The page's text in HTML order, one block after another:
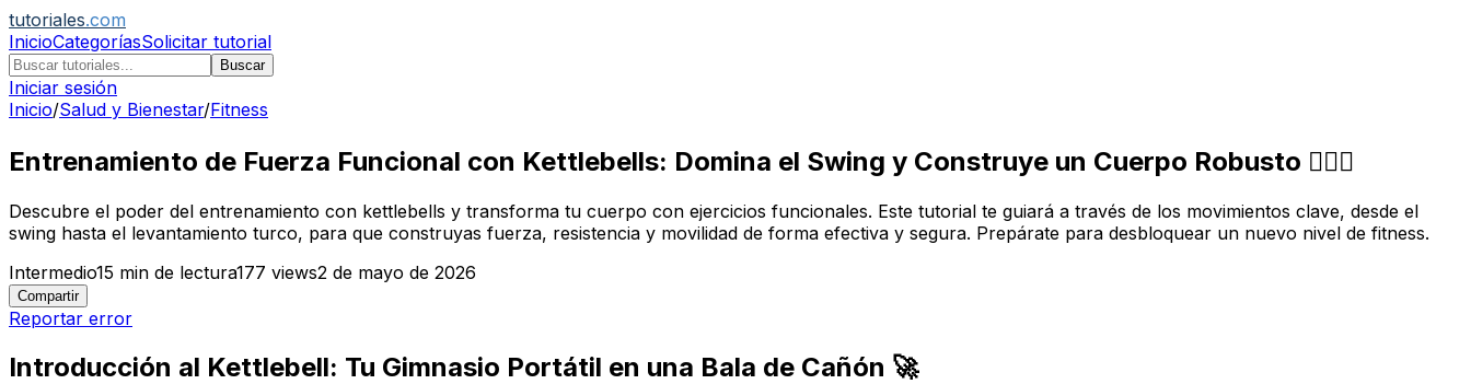
tutoriales.com
InicioCategoríasSolicitar tutorial
Buscar
Iniciar sesión
Inicio/Salud y Bienestar/Fitness
Entrenamiento de Fuerza Funcional con Kettlebells: Domina el Swing y Construye un Cuerpo Robusto 🏋️‍♀️🔥
Descubre el poder del entrenamiento con kettlebells y transforma tu cuerpo con ejercicios funcionales. Este tutorial te guiará a través de los movimientos clave, desde el
swing hasta el levantamiento turco, para que construyas fuerza, resistencia y movilidad de forma efectiva y segura. Prepárate para desbloquear un nuevo nivel de fitness.
Intermedio15 min de lectura177 views2 de mayo de 2026
Compartir
Reportar error
Introducción al Kettlebell: Tu Gimnasio Portátil en una Bala de Cañón 🚀